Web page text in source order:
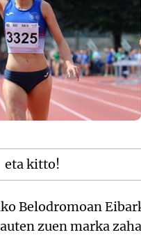
eta kitto!
Belodromoan
zuen marka